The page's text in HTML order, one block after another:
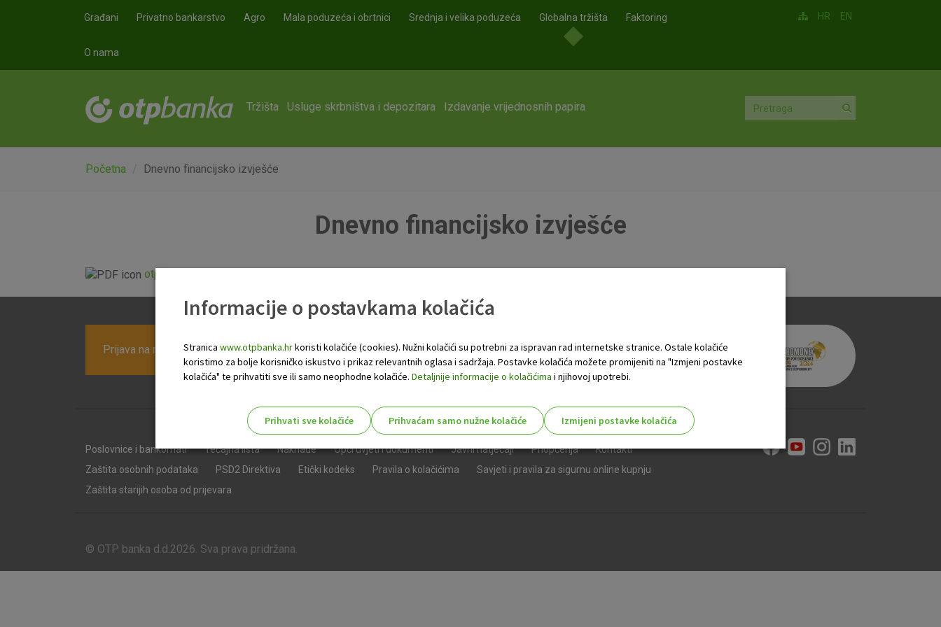
Građani Privatno bankarstvo Agro Mala poduzeća i obrtnici Srednja i velika poduzeća Globalna tržišta Faktoring
O nama
HR EN
Tržišta Usluge skrbništva i depozitara Izdavanje vrijednosnih papira
Početna Dnevno financijsko izvješće
Dnevno financijsko izvješće
otp_dnevno_financijsko_izvjesce.pdf
Prijava na newsletter OTP banke
Poslovnice i bankomati Tečajna lista Naknade Opći uvjeti i dokumenti Javni natječaji Priopćenja
Kontakti
Zaštita osobnih podataka
PSD2 Direktiva Etički kodeks Pravila o kolačićima
Savjeti i pravila za sigurnu online kupnju
Zaštita starijih osoba od prijevara
© OTP banka d.d.2026. Sva prava pridržana.
Informacije o postavkama kolačića
Stranica www.otpbanka.hrkoristi kolačiće (cookies). Nužni kolačići su potrebni za ispravan rad internetske stranice. Ostale kolačiće
koristimo za bolje korisničko iskustvo i prikaz relevantnih oglasa i sadržaja. Postavke kolačića možete promijeniti na "Izmjeni postavke
kolačića" te prihvatiti sve ili samo neophodne kolačiće. Detaljnije informacije o kolačićima i njihovoj upotrebi.
Prihvati sve kolačiće Prihvaćam samo nužne kolačiće
Izmijeni postavke kolačića